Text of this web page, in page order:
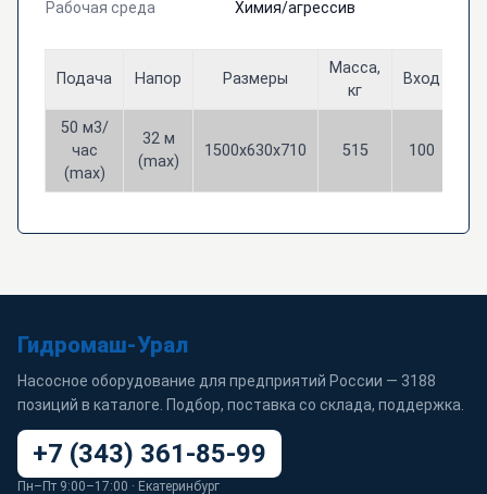
Рабочая среда Химия/агрессив
Подача Напор Размеры
Масса,
кг
Вход
50 м3/
час
(max)
32 м
(max)
1500х630х710 515 100
Гидромаш-Урал
Насосное оборудование для предприятий России — 3188
позиций в каталоге. Подбор, поставка со склада, поддержка.
+7 (343) 361-85-99
Пн–Пт 9:00–17:00 · Екатеринбург